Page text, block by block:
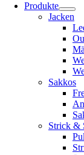
Produkte
Jacken
Sakkos
Strick &